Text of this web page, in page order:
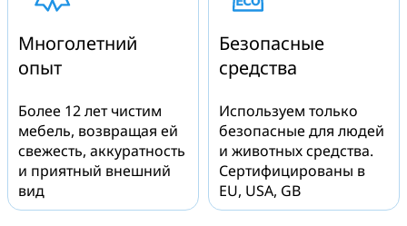
Многолетний
опыт
Более 12 лет чистим
мебель, возвращая ей
свежесть, аккуратность
и приятный внешний
вид
Безопасные
средства
Используем только
безопасные для людей
и животных средства.
Сертифицированы в
EU, USA, GB